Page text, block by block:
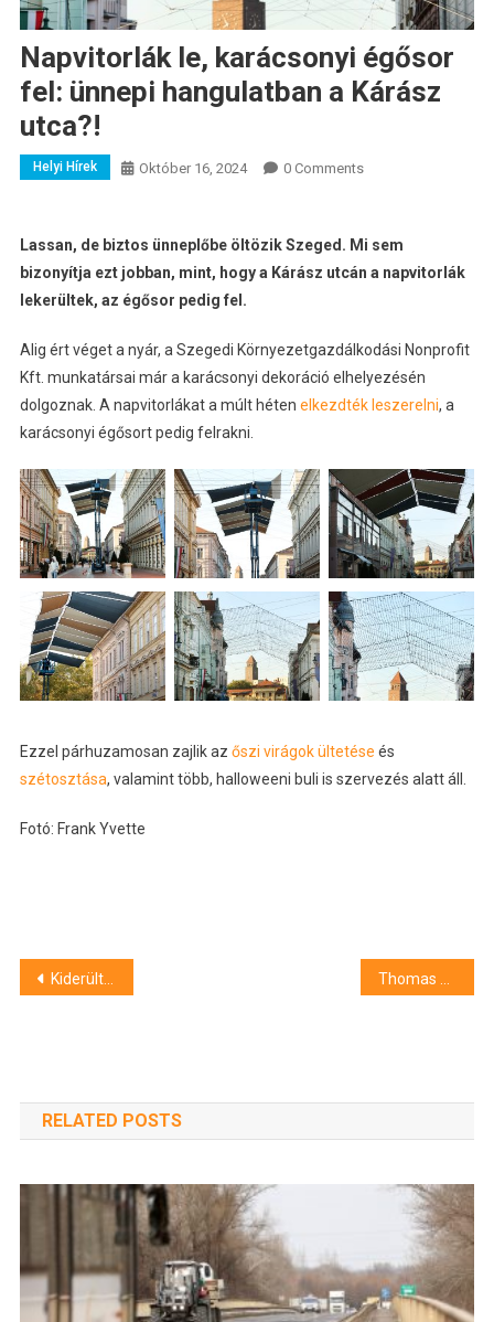
Napvitorlák le, karácsonyi égősor
fel: ünnepi hangulatban a Kárász
utca?!
Helyi Hírek Október 16, 2024 0 Comments
Lassan, de biztos ünneplőbe öltözik Szeged. Mi sem
bizonyítja ezt jobban, mint, hogy a Kárász utcán a napvitorlák
lekerültek, az égősor pedig fel.
Alig ért véget a nyár, a Szegedi Környezetgazdálkodási Nonprofit
Kft. munkatársai már a karácsonyi dekoráció elhelyezésén
dolgoznak. A napvitorlákat a múlt héten elkezdték leszerelni, a
karácsonyi égősort pedig felrakni.
Ezzel párhuzamosan zajlik az őszi virágok ültetése és
szétosztása, valamint több, halloweeni buli is szervezés alatt áll.
Fotó: Frank Yvette
Bejegyzés
Kiderült, milyen betegség okozza Noszály Sándor furcsa viselkedését – nővére tisztázta a dolgokat
RELATED POSTS